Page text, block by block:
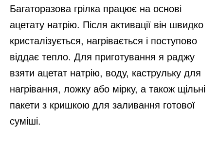
Багаторазова грілка працює на основі
ацетату натрію. Після активації він швидко
кристалізується, нагрівається і поступово
віддає тепло. Для приготування я раджу
взяти ацетат натрію, воду, каструльку для
нагрівання, ложку або мірку, а також щільні
пакети з кришкою для заливання готової
суміші.